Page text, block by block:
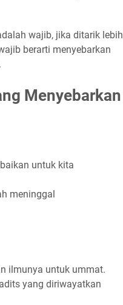
wajib, jika ditarik lebih
berarti menyebarkan
Menyebarkan
untuk kita
meninggal
ilmunya untuk ummat.
yang diriwayatkan